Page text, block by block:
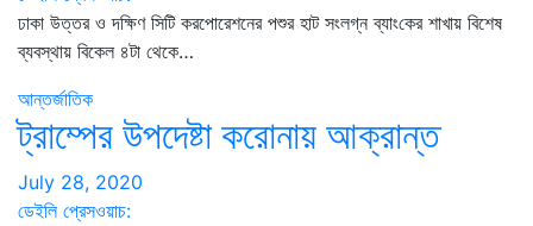
ঢাকা উত্তর ও দক্ষিণ সিটি করপোরেশনের পশুর হা‌ট সংলগ্ন ব্যাং‌কের শাখায় বিশেষ
ব্যবস্থায় বিকেল ৪টা থেকে…
আন্তর্জাতিক
ট্রাম্পের উপদেষ্টা করোনায় আক্রান্ত
July 28, 2020
ডেইলি প্রেসওয়াচ: